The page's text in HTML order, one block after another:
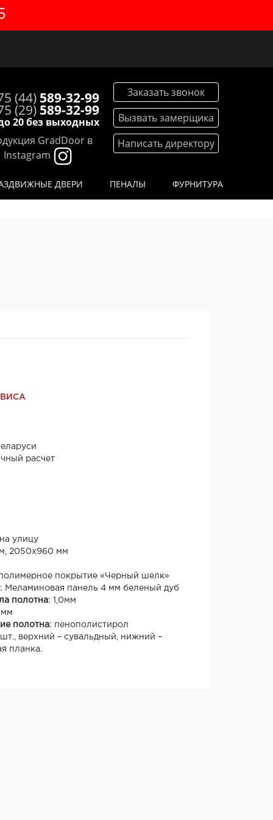
Заказать звонок
Вызвать замерщика
Написать директору
(44) 589-32-99
(29) 589-32-99
20 без выходных
GradDoor в
Instagram
ДВЕРИ ПЕНАЛЫ ФУРНИТУРА
расчет
улицу
2050х960 мм
покрытие «Черный шелк»
: Меламиновая панель 4 мм беленый дуб
полотна: 1,0мм
полотна: пенополистирол
верхний – сувальдный, нижний –
планка.